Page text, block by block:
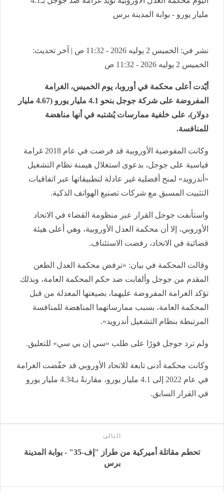
مليار يورو - بوابة المدينة برس
نشر في: الخميس 2 يوليه 2026 - 11:32 ص | آخر تحديث:
الخميس 2 يوليه 2026 - 11:32 ص
أيّدت أعلى محكمة في أوروبا، يوم الخميس، الغرامة
المفروضة على شركة جوجل بنحو 4.1 مليار يورو (4.67 مليار
دولار)، على خلفية ممارسات يُشتبه في أنها مناهضة
للمنافسة.
وكانت المفوضية الأوروبية قد فرضت في عام 2018 غرامة
قياسية على جوجل، بدعوى استغلال هيمنة نظام التشغيل
«أندرويد» لمنح أفضلية غير عادلة لتطبيقاتها عبر اتفاقيات
التثبيت المسبق مع شركات تصنيع الهواتف الذكية.
واستأنفت جوجل القرار عبر منظومة القضاء في الاتحاد
الأوروبي، إلا أن محكمة العدل الأوروبية، وهي أعلى هيئة
قضائية في الاتحاد، رفضت الاستئناف.
وقالت المحكمة في بيان: «ترفض محكمة العدل الطعن
المقدم من جوجل وألفابت ضد حكم المحكمة العامة، وبذلك
تؤكد الغرامة المفروضة عليهما، بصيغتها المعدلة من قبل
المحكمة العامة، بسبب ممارساتهما المناهضة للمنافسة
المرتبطة بنظام التشغيل أندرويد».
ولم ترد جوجل فورًا على طلب «سي إن بي سي» للتعليق.
وكانت محكمة أدنى تابعة للاتحاد الأوروبي قد خفّضت الغرامة
في عام 2022 إلى 4.1 مليار يورو، مقارنةً بـ4.34 مليار يورو
في القرار السابق.
التالى
تحطم مقاتلة أميركية من طراز "إف-35" - بوابة المدينة
برس